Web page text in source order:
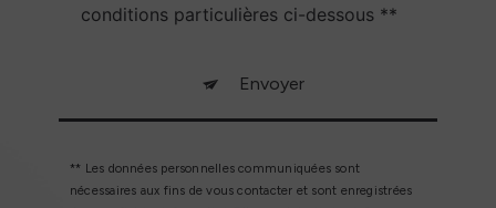
conditions particulières ci-dessous **
Envoyer
** Les données personnelles communiquées sont
nécessaires aux fins de vous contacter et sont enregistrées